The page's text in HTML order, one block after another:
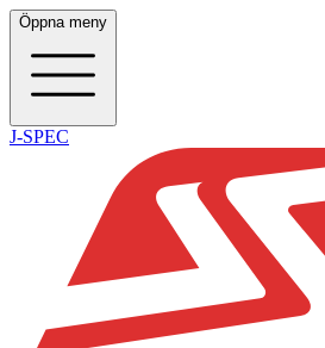
Öppna meny
J-SPEC